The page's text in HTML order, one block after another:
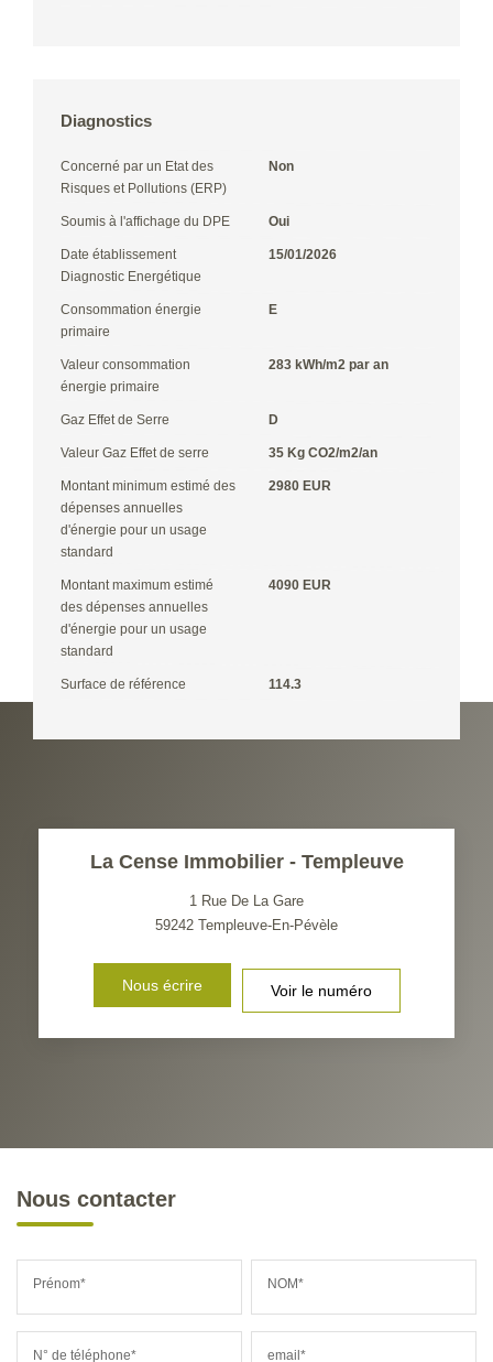
Diagnostics
Concerné par un Etat des
Risques et Pollutions (ERP)
Non
Soumis à l'affichage du DPE Oui
Date établissement
Diagnostic Energétique
15/01/2026
Consommation énergie
primaire
E
Valeur consommation
énergie primaire
283 kWh/m2 par an
Gaz Effet de Serre D
Valeur Gaz Effet de serre 35 Kg CO2/m2/an
Montant minimum estimé des
dépenses annuelles
d'énergie pour un usage
standard
2980 EUR
Montant maximum estimé
des dépenses annuelles
d'énergie pour un usage
standard
4090 EUR
Surface de référence 114.3
La Cense Immobilier - Templeuve
1 Rue De La Gare
59242 Templeuve-En-Pévèle
Nous écrire Voir le numéro
Nous contacter
Prénom* NOM*
N° de téléphone* email*